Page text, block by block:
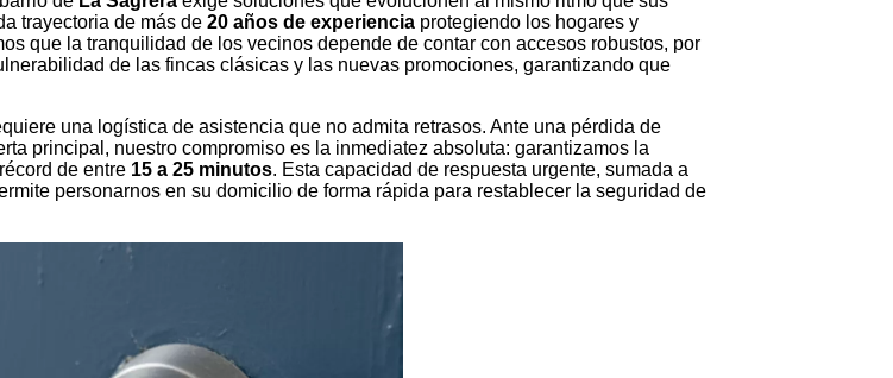
trayectoria de más de 20 años de experiencia protegiendo los hogares y
que la tranquilidad de los vecinos depende de contar con accesos robustos, por
de las fincas clásicas y las nuevas promociones, garantizando que
una logística de asistencia que no admita retrasos. Ante una pérdida de
principal, nuestro compromiso es la inmediatez absoluta: garantizamos la
de entre 15 a 25 minutos. Esta capacidad de respuesta urgente, sumada a
personarnos en su domicilio de forma rápida para restablecer la seguridad de